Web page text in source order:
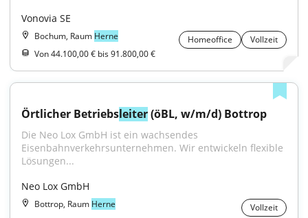
Vonovia SE
Bochum, Raum Herne Homeoffice
Vollzeit
Von 44.100,00 € bis 91.800,00 €
Örtlicher Betriebsleiter (öBL, w/m/d) Bottrop
Die Neo Lox GmbH ist ein wachsendes
Eisenbahnverkehrsunternehmen. Wir entwickeln flexible
Lösungen...
Neo Lox GmbH
Bottrop, Raum Herne Vollzeit